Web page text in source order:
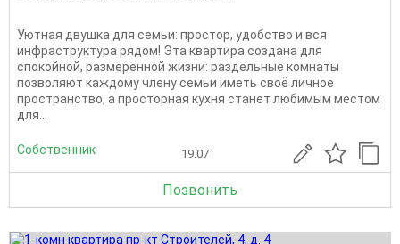
Уютная двушка для семьи: простор, удобство и вся
инфраструктура рядом! Эта квартира создана для
спокойной, размеренной жизни: раздельные комнаты
позволяют каждому члену семьи иметь своё личное
пространство, а просторная кухня станет любимым местом
для...
Собственник 19.07
Позвонить